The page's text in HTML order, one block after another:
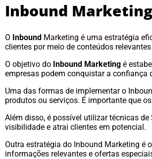
Inbound Marketing
O Inbound Marketing é uma estratégia
clientes por meio de conteúdos
O objetivo do Inbound Marketing é
empresas podem conquistar a confiança
Uma das formas de implementar o
produtos ou serviços. É importante que
Além disso, é possível utilizar técnicas
visibilidade e atrai clientes em potencial.
Outra estratégia do Inbound Marketing é
informações relevantes e ofertas